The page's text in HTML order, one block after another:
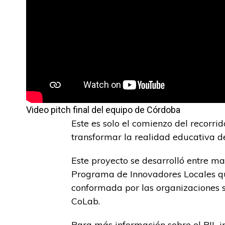
Video pitch final del equipo de Córdoba
Este es solo el comienzo del
transformar la realidad educativa
Este proyecto se desarrolló entre
Programa de Innovadores Locales
conformada por las organizaciones
CoLab.